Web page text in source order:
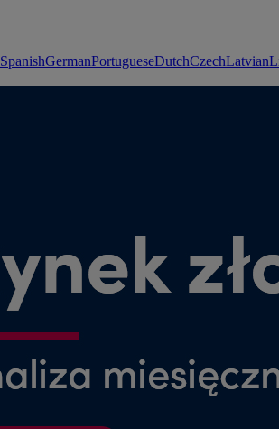
SpanishGermanPortugueseDutchCzechLatvian